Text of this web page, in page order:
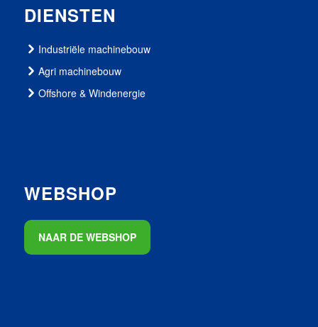
DIENSTEN
Industriële machinebouw
Agri machinebouw
Offshore & Windenergie
WEBSHOP
NAAR DE WEBSHOP